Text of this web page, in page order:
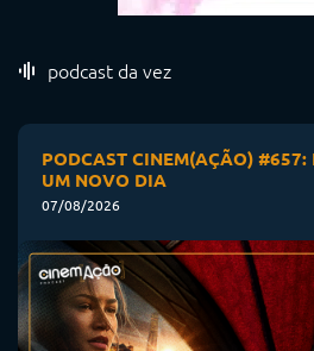
podcast da vez
PODCAST CINEM(AÇÃO)
UM NOVO DIA
07/08/2026